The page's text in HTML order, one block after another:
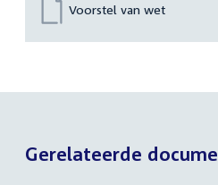
Voorstel van wet
Gerelateerde